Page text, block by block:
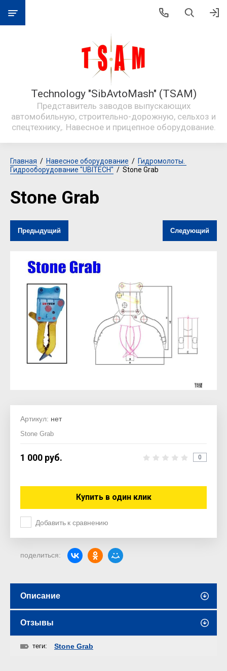
Technology "SibAvtoMash" (TSAM)
Представитель заводов выпускающих
автомобильную, строительно-дорожную, сельхоз и
спецтехнику,. Навесное и прицепное оборудование.
Главная
  /
Навесное оборудование
  /
Гидромолоты.
Гидрооборудование "UBITECH"
  /  Stone Grab
Stone Grab
Предыдущий Следующий
Артикул: нет
Stone Grab
1 000 руб. 0
Купить в один клик
Добавить к сравнению
поделиться:
Описание
Отзывы
теги: Stone Grab